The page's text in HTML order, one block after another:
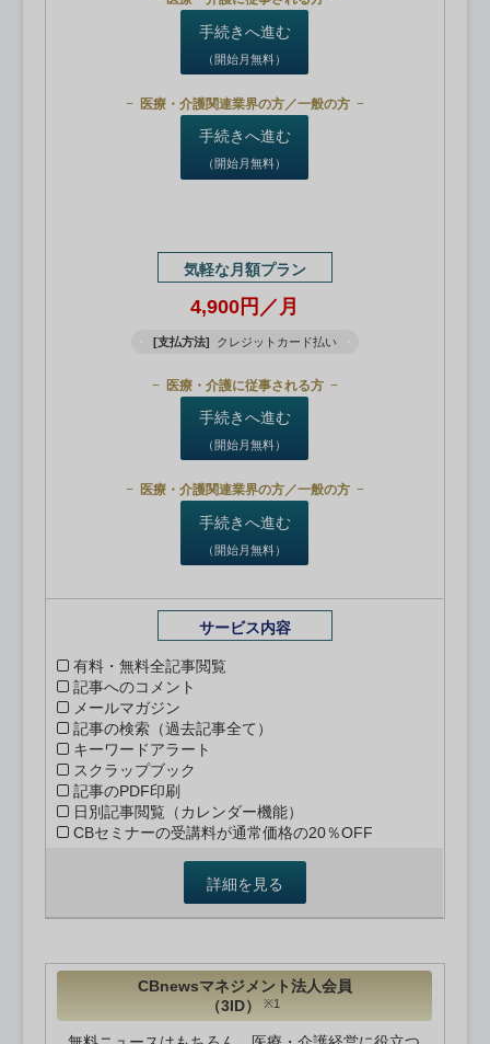
手続きへ進む
（開始月無料）
医療・介護関連業界の方／一般の方
手続きへ進む
（開始月無料）
気軽な月額プラン
4,900円／月
[支払方法] クレジットカード払い
医療・介護に従事される方
手続きへ進む
（開始月無料）
医療・介護関連業界の方／一般の方
手続きへ進む
（開始月無料）
サービス内容
有料・無料全記事閲覧
記事へのコメント
メールマガジン
記事の検索（過去記事全て）
キーワードアラート
スクラップブック
記事のPDF印刷
日別記事閲覧（カレンダー機能）
CBセミナーの受講料が通常価格の20％OFF
詳細を見る
CBnewsマネジメント法人会員
（3ID）
※1